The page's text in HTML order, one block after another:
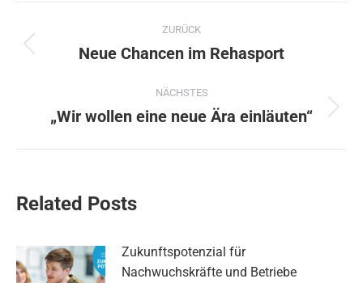
Kommentarnavigation
ZURÜCK
Vorheriger
Neue Chancen im Rehasport
NÄCHSTES
Nächster
„Wir wollen eine neue Ära einläuten“
Related Posts
Zukunftspotenzial für
Nachwuchskräfte und Betriebe